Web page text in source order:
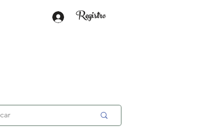
Registro